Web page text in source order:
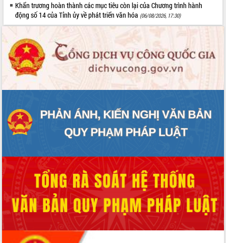
giải phóng mặt bằng Tuyến đường bộ
ven biển
Đắk Lắk nỗ lực thúc đẩy tăng trưởng
kinh tế từ 10% trở lên trong Quý
II/2026
Đắk Lắk ký kết thỏa thuận hợp tác về
chuyển đổi số giai đoạn 2026 – 2030
với Tập đoàn Bưu chính Viễn thông
Thứ trưởng Bộ Y tế làm việc với tỉnh
Đắk Lắk về phát triển nhân lực y tế
cho trạm y tế cấp xã
Du lịch Đắk Lắk nâng tầm trải nghiệm
liệu và Bản đồ số
Tập huấn ứng dụng trí tuệ nhân tạo (AI)
trong thương mại điện tử năm 2026
Đoàn đại biểu Quốc hội tỉnh Đắk Lắk
trao đổi thông tin trước Kỳ họp thứ
nhất, Quốc hội khóa XVI
Quyết liệt cải cách hành chính, khơi
thông nguồn lực phát triển
Khẩn trương hoàn thành các mục tiêu còn lại của Chương trình hành
động số 14 của Tỉnh ủy về phát triển văn hóa (06/08/2026, 17:30)